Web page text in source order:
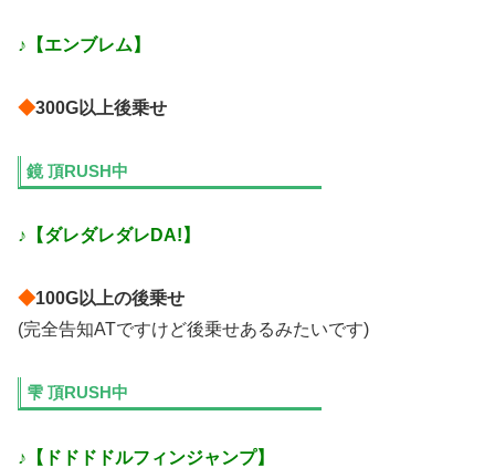
♪【エンブレム】
◆300G以上後乗せ
鏡 頂RUSH中
♪【ダレダレダレDA!】
◆100G以上の後乗せ
(完全告知ATですけど後乗せあるみたいです)
雫 頂RUSH中
♪【ドドドドルフィンジャンプ】